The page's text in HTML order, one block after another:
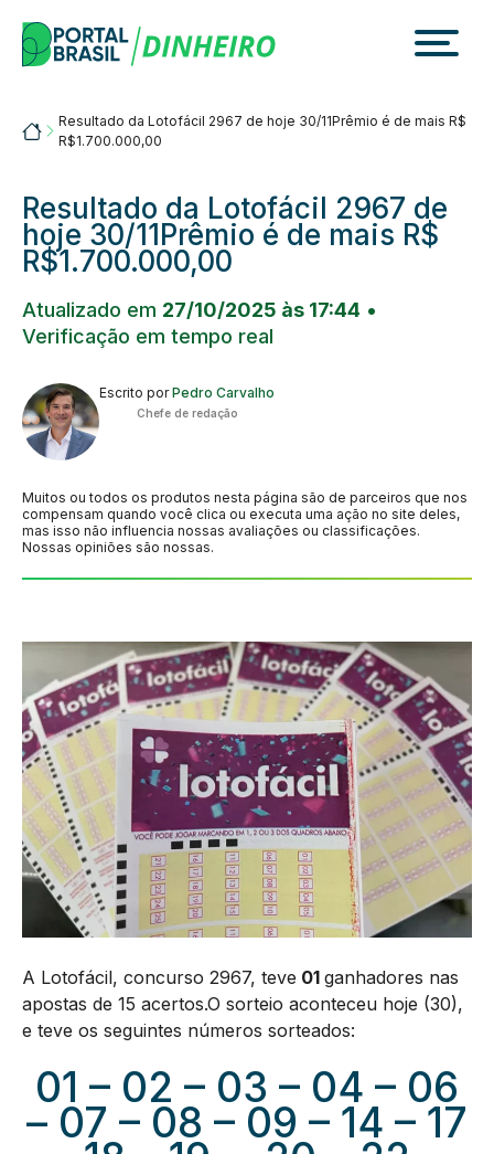
content
Portalbrasil
Resultado da Lotofácil 2967 de hoje 30/11Prêmio é de mais R$
R$1.700.000,00
Resultado da Lotofácil 2967 de
hoje 30/11Prêmio é de mais R$
R$1.700.000,00
Atualizado em 27/10/2025 às 17:44 •
Verificação em tempo real
Escrito porPedro Carvalho
Chefe de redação
Muitos ou todos os produtos nesta página são de parceiros que nos
compensam quando você clica ou executa uma ação no site deles,
mas isso não influencia nossas avaliações ou classificações.
Nossas opiniões são nossas.
A Lotofácil, concurso 2967, teve 01 ganhadores nas
apostas de 15 acertos.O sorteio aconteceu hoje (30),
e teve os seguintes números sorteados:
01 – 02 – 03 – 04 – 06
– 07 – 08 – 09 – 14 – 17